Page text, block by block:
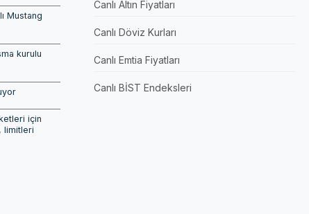
Mustang
kurulu
için
limitleri
Canlı Altın Fiyatları
Canlı Döviz Kurları
Canlı Emtia Fiyatları
Canlı BİST Endeksleri